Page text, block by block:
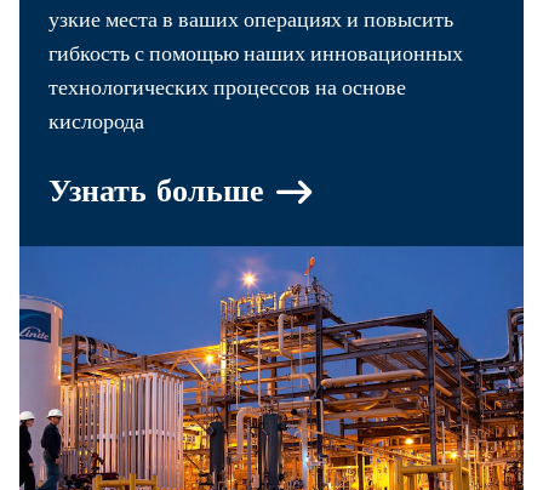
узкие места в ваших операциях и повысить
гибкость с помощью наших инновационных
технологических процессов на основе
кислорода
Узнать больше